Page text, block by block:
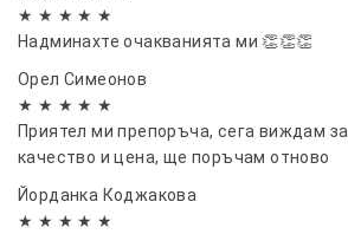
★ ★ ★ ★ ★
Надминахте очакванията ми 👏👏👏
Орел Симеонов
★ ★ ★ ★ ★
Приятел ми препоръча, сега виждам
качество и цена, ще поръчам отново
Йорданка Коджакова
★ ★ ★ ★ ★